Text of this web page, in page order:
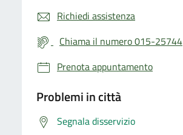
Richiedi assistenza
Chiama il numero 015-25744
Prenota appuntamento
Problemi in città
Segnala disservizio